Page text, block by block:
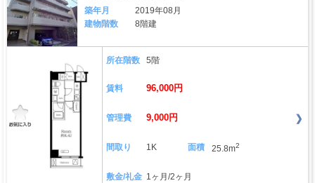
築年月
2019年08月
建物階数
8階建
所在階数 5階
賃料 96,000円
管理費 9,000円
間取り 1K 面積 25.8m2
敷金/礼金 1ヶ月/2ヶ月